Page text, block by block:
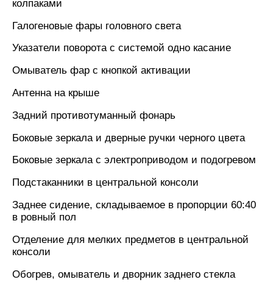
колпаками
Галогеновые фары головного света
Указатели поворота с системой одно касание
Омыватель фар с кнопкой активации
Антенна на крыше
Задний противотуманный фонарь
Боковые зеркала и дверные ручки черного цвета
Боковые зеркала с электроприводом и подогревом
Подстаканники в центральной консоли
Заднее сидение, складываемое в пропорции 60:40
в ровный пол
Отделение для мелких предметов в центральной
консоли
Обогрев, омыватель и дворник заднего стекла